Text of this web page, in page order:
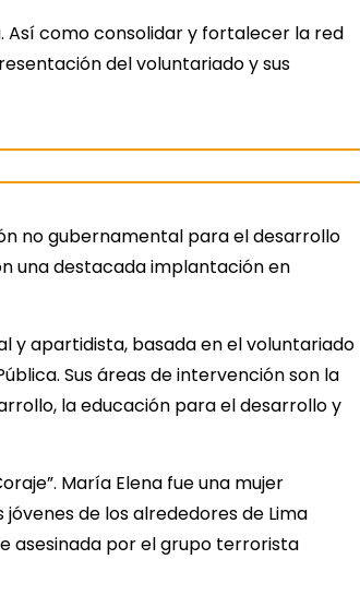
Así como consolidar y fortalecer la red
del voluntariado y sus
no gubernamental para el desarrollo
una destacada implantación en
y apartidista, basada en el voluntariado
Sus áreas de intervención son la
la educación para el desarrollo y
María Elena fue una mujer
de los alrededores de Lima
asesinada por el grupo terrorista